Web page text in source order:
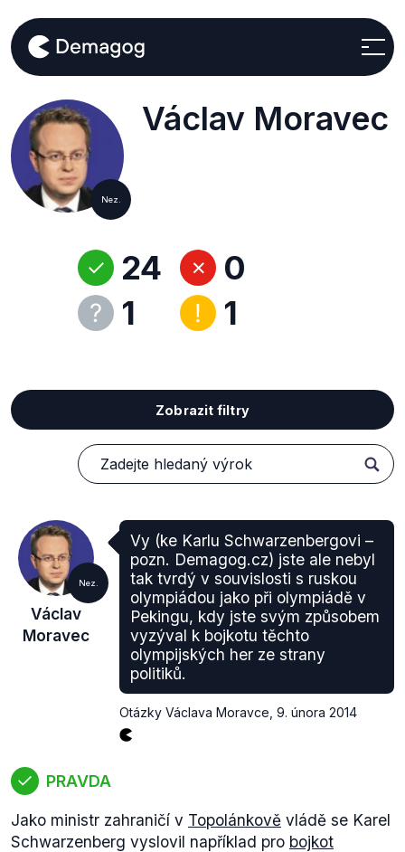
Nez.
Václav Moravec
24
1
0
1
Zobrazit filtry
Nez.
Václav
Moravec
Vy (ke Karlu Schwarzenbergovi –
pozn. Demagog.cz) jste ale nebyl
tak tvrdý v souvislosti s ruskou
olympiádou jako při olympiádě v
Pekingu, kdy jste svým způsobem
vyzýval k bojkotu těchto
olympijských her ze strany
politiků.
Otázky Václava Moravce 9. února 2014
PRAVDA
Jako ministr zahraničí v Topolánkově vládě se Karel
Schwarzenberg vyslovil například pro bojkot